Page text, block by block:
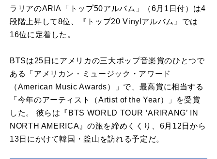
ラリアのARIA「トップ50アルバム」（6月1日付）は4
段階上昇して8位、『トップ20 Vinylアルバム』では
16位に定着した。
BTSは25日にアメリカの三大ポップ音楽賞のひとつで
ある「アメリカン・ミュージック・アワード
（American Music Awards）」で、最高賞に相当する
「今年のアーティスト（Artist of the Year）」を受賞
した。 彼らは『BTS WORLD TOUR ‘ARIRANG’ IN
NORTH AMERICA』の旅を締めくくり、6月12日から
13日にかけて韓国・釜山を訪れる予定だ。